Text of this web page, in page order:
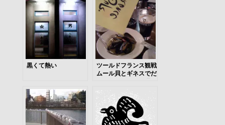
黒くて熱い
ツールドフランス観戦
ムール貝とギネスでだ